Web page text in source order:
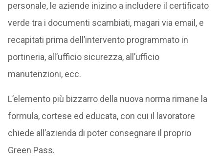
personale, le aziende inizino a includere il certificato
verde tra i documenti scambiati, magari via email, e
recapitati prima dell’intervento programmato in
portineria, all’ufficio sicurezza, all’ufficio
manutenzioni, ecc.
L’elemento più bizzarro della nuova norma rimane la
formula, cortese ed educata, con cui il lavoratore
chiede all’azienda di poter consegnare il proprio
Green Pass.